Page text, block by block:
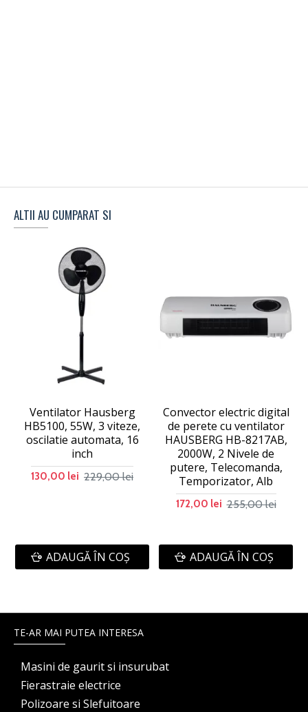
ALTII AU CUMPARAT SI
Ventilator Hausberg
HB5100, 55W, 3 viteze,
oscilatie automata, 16
inch
130,00 lei 229,00 lei
ADAUGĂ ÎN COŞ
Convector electric digital
de perete cu ventilator
HAUSBERG HB-8217AB,
2000W, 2 Nivele de
putere, Telecomanda,
Temporizator, Alb
172,00 lei 255,00 lei
ADAUGĂ ÎN COŞ
TE-AR MAI PUTEA INTERESA
Masini de gaurit si insurubat
Fierastraie electrice
Polizoare si Slefuitoare